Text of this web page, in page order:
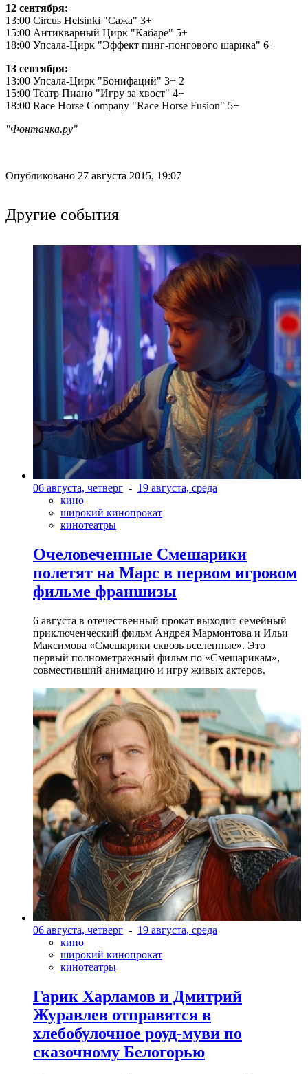
12 сентября:
13:00 Circus Helsinki "Сажа" 3+
15:00 Антикварный Цирк "Кабаре" 5+
18:00 Упсала-Цирк "Эффект пинг-понгового шарика" 6+
13 сентября:
13:00 Упсала-Цирк "Бонифаций" 3+ 2
15:00 Театр Пиано "Игру за хвост" 4+
18:00 Race Horse Company "Race Horse Fusion" 5+
"Фонтанка.ру"
Опубликовано 27 августа 2015, 19:07
Другие события
06 августа, четверг - 19 августа, среда
кино
широкий кинопрокат
кинотеатры
Очеловеченные Смешарики
полетят на Марс в первом игровом
фильме франшизы
6 августа в отечественный прокат выходит семейный
приключенческий фильм Андрея Мармонтова и Ильи
Максимова «Смешарики сквозь вселенные». Это
первый полнометражный фильм по «Смешарикам»,
совместивший анимацию и игру живых актеров.
06 августа, четверг - 19 августа, среда
кино
широкий кинопрокат
кинотеатры
Гарик Харламов и Дмитрий
Журавлев отправятся в
хлебобулочное роуд-муви по
сказочному Белогорью